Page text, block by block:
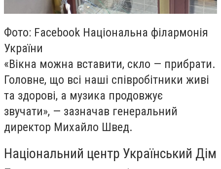
Фото: Facebook Національна філармонія
України
«Вікна можна вставити, скло — прибрати.
Головне, що всі наші співробітники живі
та здорові, а музика продовжує
звучати», — зазначав генеральний
директор Михайло Швед.
Національний центр Український Дім